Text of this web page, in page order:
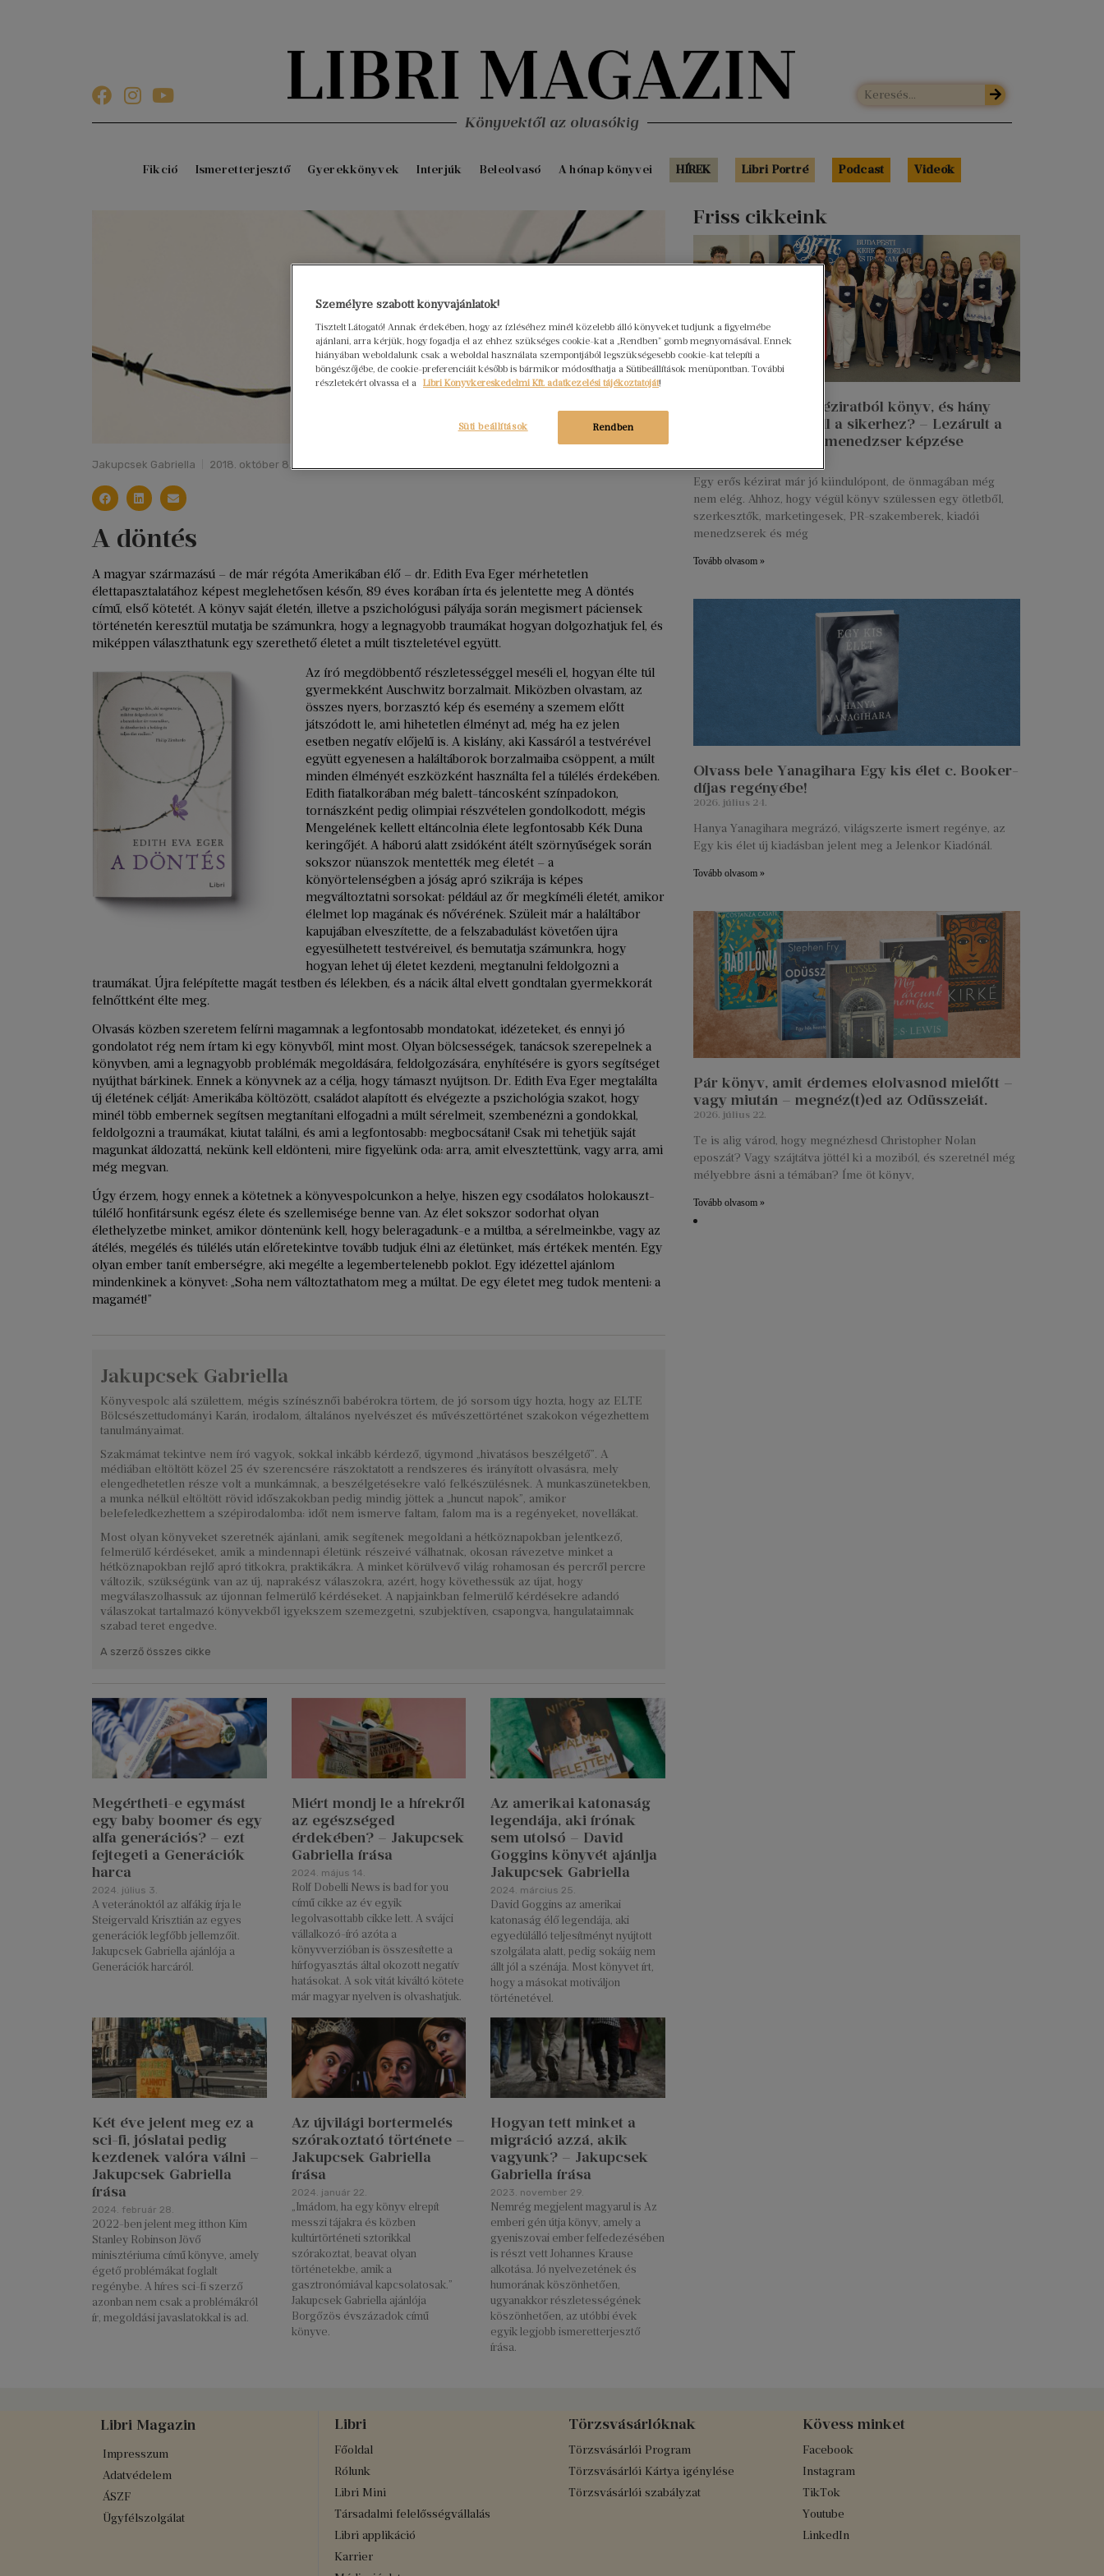
Könyvektől az olvasókig
Fikció Ismeretterjesztő Gyerekkönyvek Interjúk Beleolvasó A hónap könyvei HÍREK Libri Portré Podcast Videók
Jakupcsek Gabriella 2018. október 8.
A döntés
A magyar származású – de már régóta Amerikában élő – dr. Edith Eva Eger mérhetetlen
élettapasztalatához képest meglehetősen későn, 89 éves korában írta és jelentette meg A döntés
című, első kötetét. A könyv saját életén, illetve a pszichológusi pályája során megismert páciensek
történetén keresztül mutatja be számunkra, hogy a legnagyobb traumákat hogyan dolgozhatjuk fel, és
miképpen választhatunk egy szerethető életet a múlt tiszteletével együtt.
Az író megdöbbentő részletességgel meséli el, hogyan élte túl
gyermekként Auschwitz borzalmait. Miközben olvastam, az
összes nyers, borzasztó kép és esemény a szemem előtt
játszódott le, ami hihetetlen élményt ad, még ha ez jelen
esetben negatív előjelű is. A kislány, aki Kassáról a testvérével
együtt egyenesen a haláltáborok borzalmaiba csöppent, a múlt
minden élményét eszközként használta fel a túlélés érdekében.
Edith fiatalkorában még balett-táncosként színpadokon,
tornászként pedig olimpiai részvételen gondolkodott, mégis
Mengelének kellett eltáncolnia élete legfontosabb Kék Duna
keringőjét. A háború alatt zsidóként átélt szörnyűségek során
sokszor nüanszok mentették meg életét – a
könyörtelenségben a jóság apró szikrája is képes
megváltoztatni sorsokat: például az őr megkíméli életét, amikor
élelmet lop magának és nővérének. Szüleit már a haláltábor
kapujában elveszítette, de a felszabadulást követően újra
egyesülhetett testvéreivel, és bemutatja számunkra, hogy
hogyan lehet új életet kezdeni, megtanulni feldolgozni a
traumákat. Újra felépítette magát testben és lélekben, és a nácik által elvett gondtalan gyermekkorát
felnőttként élte meg.
Olvasás közben szeretem felírni magamnak a legfontosabb mondatokat, idézeteket, és ennyi jó
gondolatot rég nem írtam ki egy könyvből, mint most. Olyan bölcsességek, tanácsok szerepelnek a
könyvben, ami a legnagyobb problémák megoldására, feldolgozására, enyhítésére is gyors segítséget
nyújthat bárkinek. Ennek a könyvnek az a célja, hogy támaszt nyújtson. Dr. Edith Eva Eger megtalálta
új életének célját: Amerikába költözött, családot alapított és elvégezte a pszichológia szakot, hogy
minél több embernek segítsen megtanítani elfogadni a múlt sérelmeit, szembenézni a gondokkal,
feldolgozni a traumákat, kiutat találni, és ami a legfontosabb: megbocsátani! Csak mi tehetjük saját
magunkat áldozattá, nekünk kell eldönteni, mire figyelünk oda: arra, amit elvesztettünk, vagy arra, ami
még megvan.
Úgy érzem, hogy ennek a kötetnek a könyvespolcunkon a helye, hiszen egy csodálatos holokauszt-
túlélő honfitársunk egész élete és szellemisége benne van. Az élet sokszor sodorhat olyan
élethelyzetbe minket, amikor döntenünk kell, hogy beleragadunk-e a múltba, a sérelmeinkbe, vagy az
átélés, megélés és túlélés után előretekintve tovább tudjuk élni az életünket, más értékek mentén. Egy
olyan ember tanít emberségre, aki megélte a legembertelenebb poklot. Egy idézettel ajánlom
mindenkinek a könyvet: „Soha nem változtathatom meg a múltat. De egy életet meg tudok menteni: a
magamét!”
Jakupcsek Gabriella
Könyvespolc alá születtem, mégis színésznői babérokra törtem, de jó sorsom úgy hozta, hogy az ELTE
Bölcsészettudományi Karán, irodalom, általános nyelvészet és művészettörténet szakokon végezhettem
tanulmányaimat.
Szakmámat tekintve nem író vagyok, sokkal inkább kérdező, úgymond „hivatásos beszélgető”. A
médiában eltöltött közel 25 év szerencsére rászoktatott a rendszeres és irányított olvasásra, mely
elengedhetetlen része volt a munkámnak, a beszélgetésekre való felkészülésnek. A munkaszünetekben,
a munka nélkül eltöltött rövid időszakokban pedig mindig jöttek a „huncut napok”, amikor
belefeledkezhettem a szépirodalomba: időt nem ismerve faltam, falom ma is a regényeket, novellákat.
Most olyan könyveket szeretnék ajánlani, amik segítenek megoldani a hétköznapokban jelentkező,
felmerülő kérdéseket, amik a mindennapi életünk részeivé válhatnak, okosan rávezetve minket a
hétköznapokban rejlő apró titkokra, praktikákra. A minket körülvevő világ rohamosan és percről percre
változik, szükségünk van az új, naprakész válaszokra, azért, hogy követhessük az újat, hogy
megválaszolhassuk az újonnan felmerülő kérdéseket. A napjainkban felmerülő kérdésekre adandó
válaszokat tartalmazó könyvekből igyekszem szemezgetni, szubjektíven, csapongva, hangulataimnak
szabad teret engedve.
A szerző összes cikke
Megértheti-e egymást
egy baby boomer és egy
alfa generációs? – ezt
fejtegeti a Generációk
harca
2024. július 3.
A veteránoktól az alfákig írja le
Steigervald Krisztián az egyes
generációk legfőbb jellemzőit.
Jakupcsek Gabriella ajánlója a
Generációk harcáról.
Miért mondj le a hírekről
az egészséged
érdekében? – Jakupcsek
Gabriella írása
2024. május 14.
Rolf Dobelli News is bad for you
című cikke az év egyik
legolvasottabb cikke lett. A svájci
vállalkozó-író azóta a
könyvverzióban is összesítette a
hírfogyasztás által okozott negatív
hatásokat. A sok vitát kiváltó kötete
már magyar nyelven is olvashatjuk.
Az amerikai katonaság
legendája, aki írónak
sem utolsó – David
Goggins könyvét ajánlja
Jakupcsek Gabriella
2024. március 25.
David Goggins az amerikai
katonaság élő legendája, aki
egyedülálló teljesítményt nyújtott
szolgálata alatt, pedig sokáig nem
állt jól a szénája. Most könyvet írt,
hogy a másokat motiváljon
történetével.
Két éve jelent meg ez a
sci-fi, jóslatai pedig
kezdenek valóra válni –
Jakupcsek Gabriella
írása
2024. február 28.
2022-ben jelent meg itthon Kim
Stanley Robinson Jövő
minisztériuma című könyve, amely
égető problémákat foglalt
regénybe. A híres sci-fi szerző
azonban nem csak a problémákról
ír, megoldási javaslatokkal is ad.
Az újvilági bortermelés
szórakoztató története –
Jakupcsek Gabriella
írása
2024. január 22.
„Imádom, ha egy könyv elrepít
messzi tájakra és közben
kultúrtörténeti sztorikkal
szórakoztat, beavat olyan
történetekbe, amik a
gasztronómiával kapcsolatosak.”
Jakupcsek Gabriella ajánlója
Borgőzös évszázadok című
könyve.
Hogyan tett minket a
migráció azzá, akik
vagyunk? – Jakupcsek
Gabriella írása
2023. november 29.
Nemrég megjelent magyarul is Az
emberi gén útja könyv, amely a
gyeniszovai ember felfedezésében
is részt vett Johannes Krause
alkotása. Jó nyelvezetének és
humorának köszönhetően,
ugyanakkor részletességének
köszönhetően, az utóbbi évek
egyik legjobb ismeretterjesztő
írása.
Friss cikkeink
Hogyan lesz egy kéziratból könyv, és hány
ember munkája kell a sikerhez? – Lezárult a
Libri Talent kiadói menedzser képzése
Egy erős kézirat már jó kiindulópont, de önmagában még
nem elég. Ahhoz, hogy végül könyv szülessen egy ötletből,
szerkesztők, marketingesek, PR-szakemberek, kiadói
menedzserek és még
Tovább olvasom »
Olvass bele Yanagihara Egy kis élet c. Booker-
díjas regényébe!
2026. július 24.
Hanya Yanagihara megrázó, világszerte ismert regénye, az
Egy kis élet új kiadásban jelent meg a Jelenkor Kiadónál.
Tovább olvasom »
Pár könyv, amit érdemes elolvasnod mielőtt –
vagy miután – megnéz(t)ed az Odüsszeiát.
2026. július 22.
Te is alig várod, hogy megnézhesd Christopher Nolan
eposzát? Vagy szájtátva jöttél ki a moziból, és szeretnél még
mélyebbre ásni a témában? Íme öt könyv,
Tovább olvasom »
Libri Magazin
Impresszum
Adatvédelem
ÁSZF
Ügyfélszolgálat
Libri
Főoldal
Rólunk
Libri Mini
Társadalmi felelősségvállalás
Libri applikáció
Karrier
Törzsvásárlóknak
Törzsvásárlói Program
Törzsvásárlói Kártya igénylése
Törzsvásárlói szabályzat
Kövess minket
Facebook
Instagram
TikTok
Youtube
LinkedIn
Személyre szabott könyvajánlatok!
Tisztelt Látogató! Annak érdekében, hogy az ízléséhez minél közelebb álló könyveket tudjunk a figyelmébe
ajánlani, arra kérjük, hogy fogadja el az ehhez szükséges cookie-kat a „Rendben” gomb megnyomásával. Ennek
hiányában weboldalunk csak a weboldal használata szempontjából legszükségesebb cookie-kat telepíti a
böngészőjébe, de cookie-preferenciáit később is bármikor módosíthatja a Sütibeállítások menüpontban. További
részletekért olvassa el a
Libri Könyvkereskedelmi Kft. adatkezelési tájékoztatóját!
Rendben
Süti beállítások